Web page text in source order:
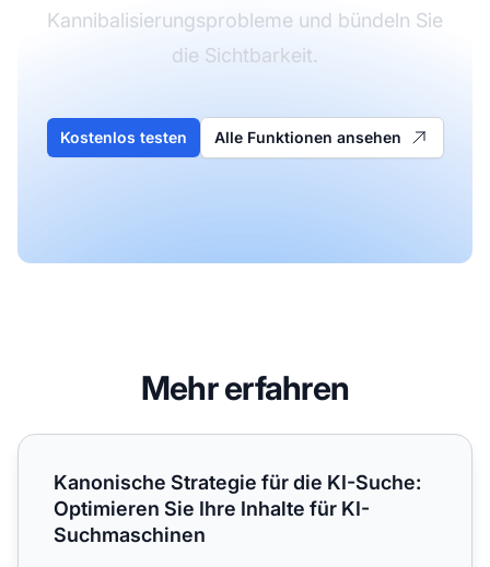
Kannibalisierungsprobleme und bündeln Sie
die Sichtbarkeit.
Kostenlos testen Alle Funktionen ansehen
Mehr erfahren
Kanonische Strategie für die KI-Suche: Optimieren Sie
Kanonische Strategie für die KI-Suche:
Optimieren Sie Ihre Inhalte für KI-
Suchmaschinen